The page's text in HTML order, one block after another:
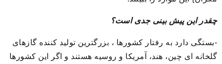
چقدر این پیش بینی جدی است؟
-بستگی دارد به رفتار کشورها ، بزرگترین تولید کننده گازهای
گلخانه ای چین، هند، آمریکا و روسیه هستند و اگر این کشورها